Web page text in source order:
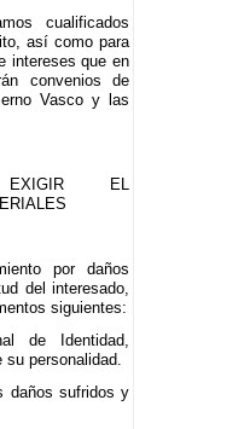
cualificados
así como para
intereses que en
convenios de
Vasco y las
EXIGIR EL
por daños
del interesado,
siguientes:
de Identidad,
personalidad.
daños sufridos y